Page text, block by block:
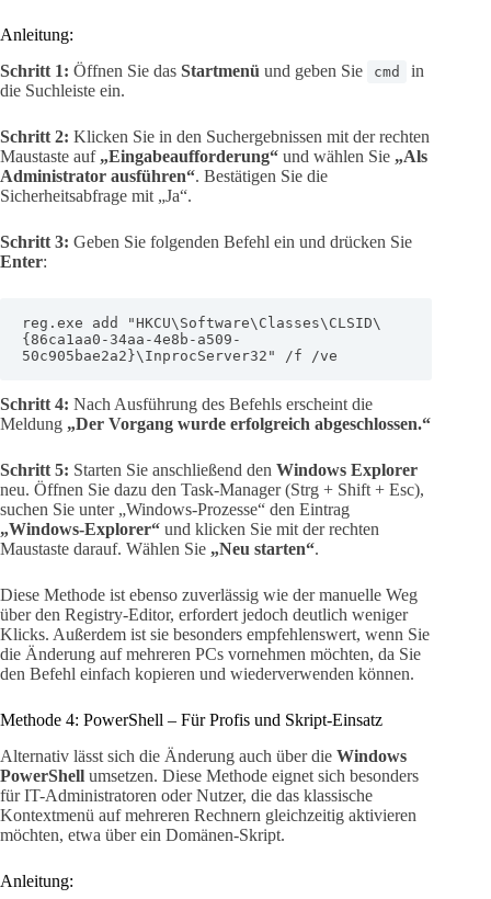
Anleitung:
Schritt 1: Öffnen Sie das Startmenü und geben Sie cmd
in
die Suchleiste ein.
Schritt 2: Klicken Sie in den Suchergebnissen mit der rechten
Maustaste auf „Eingabeaufforderung“ und wählen Sie „Als
Administrator ausführen“. Bestätigen Sie die
Sicherheitsabfrage mit „Ja“.
Schritt 3: Geben Sie folgenden Befehl ein und drücken Sie
Enter:
reg.exe add "HKCU\Software\Classes\CLSID\
{86ca1aa0-34aa-4e8b-a509-
50c905bae2a2}\InprocServer32" /f /ve
Schritt 4: Nach Ausführung des Befehls erscheint die
Meldung „Der Vorgang wurde erfolgreich abgeschlossen.“
Schritt 5: Starten Sie anschließend den Windows Explorer
neu. Öffnen Sie dazu den Task-Manager (Strg + Shift + Esc),
suchen Sie unter „Windows-Prozesse“ den Eintrag
„Windows-Explorer“ und klicken Sie mit der rechten
Maustaste darauf. Wählen Sie „Neu starten“.
Diese Methode ist ebenso zuverlässig wie der manuelle Weg
über den Registry-Editor, erfordert jedoch deutlich weniger
Klicks. Außerdem ist sie besonders empfehlenswert, wenn Sie
die Änderung auf mehreren PCs vornehmen möchten, da Sie
den Befehl einfach kopieren und wiederverwenden können.
Methode 4: PowerShell – Für Profis und Skript-Einsatz
Alternativ lässt sich die Änderung auch über die Windows
PowerShell umsetzen. Diese Methode eignet sich besonders
für IT-Administratoren oder Nutzer, die das klassische
Kontextmenü auf mehreren Rechnern gleichzeitig aktivieren
möchten, etwa über ein Domänen-Skript.
Anleitung: